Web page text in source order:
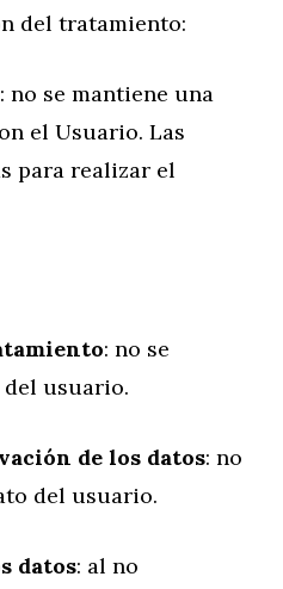
del tratamiento:
: no se mantiene una
el Usuario. Las
para realizar el
: no se
usuario.
de los datos: no
del usuario.
datos: al no